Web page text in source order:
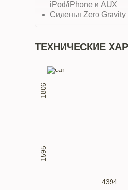
iPod/iPhone и AUX
Сиденья Zero Gravity
ТЕХНИЧЕСКИЕ
4394
1595
1806